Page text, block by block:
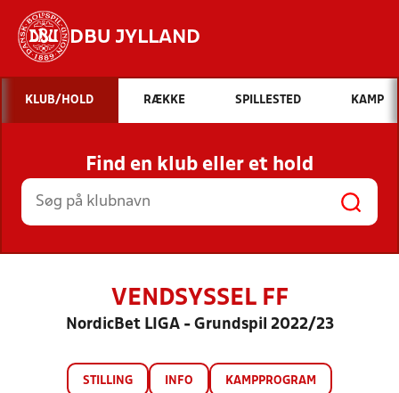
DBU JYLLAND
Hvad vil du søge efter?
INDHOLD OG NYHEDER
STILLINGER, RESULTATER, KLUBBER OG
HOLD
KLUB/HOLD RÆKKE SPILLESTED KAMP
Find en klub eller et hold
VENDSYSSEL FF
NordicBet LIGA - Grundspil 2022/23
STILLING INFO KAMPPROGRAM